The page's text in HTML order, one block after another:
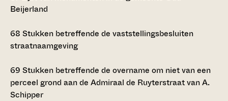
Beijerland
68 Stukken betreffende de vaststellingsbesluiten
straatnaamgeving
69 Stukken betreffende de overname om niet van een
perceel grond aan de Admiraal de Ruyterstraat van A.
Schipper